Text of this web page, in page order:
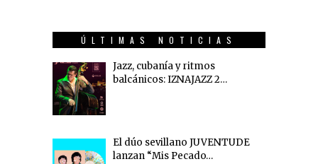
ÚLTIMAS NOTICIAS
Jazz, cubanía y ritmos
balcánicos: IZNAJAZZ 2…
El dúo sevillano JUVENTUDE
lanzan “Mis Pecado…